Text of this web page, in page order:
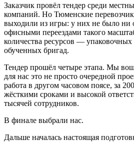
Заказчик провёл тендер среди
компаний. Но Тюменские
выходили из игры: у них не было ни
офисными переездами такого
количества ресурсов — упаковочных
обученных бригад.
Тендер прошёл четыре этапа. Мы
для нас это не просто очередной
работа в другом часовом поясе, за
жёсткими сроками и высокой
тысячей сотрудников.
В финале выбрали нас.
Дальше началась настоящая